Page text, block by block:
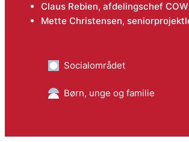
Claus Rebien, afdelingschef
Mette Christensen,
Socialområdet
Børn, unge og familie